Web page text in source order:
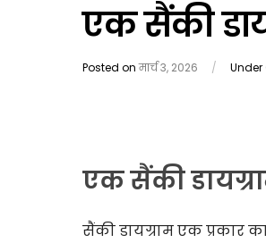
एक सैंकी
Posted onमार्च 3, 2026 / Under
एक सैंकी
सैंकी डायग्राम एक प्रकार